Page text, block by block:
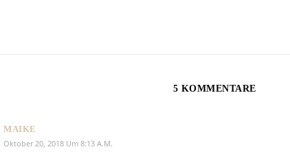
5 KOMMENTARE
MAIKE
Oktober 20, 2018 Um 8:13 A.m.